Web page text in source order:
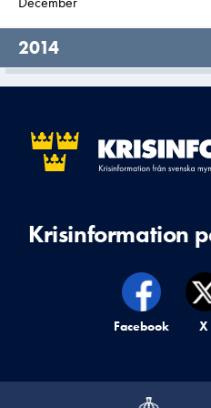
År,
2014
Krisinformation
Krisinformation
Facebook X